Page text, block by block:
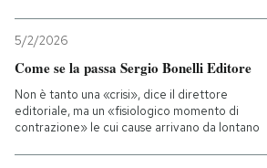
5/2/2026
Come se la passa Sergio Bonelli Editore
Non è tanto una «crisi», dice il direttore
editoriale, ma un «fisiologico momento di
contrazione» le cui cause arrivano da lontano